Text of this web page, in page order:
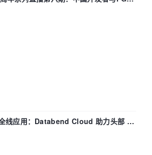
我们贡献了什么？
线应用：Databend Cloud 助力头部 AI
数据管道